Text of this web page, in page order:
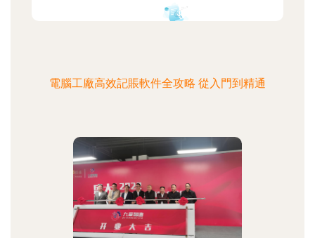
電腦工廠高效記賬軟件全攻略 從入門到精通